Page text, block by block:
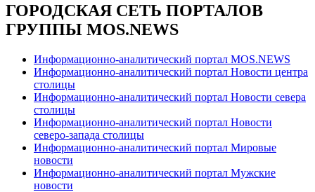
ГОРОДСКАЯ СЕТЬ ПОРТАЛОВ
ГРУППЫ MOS.NEWS
Информационно-аналитический портал MOS.NEWS
Информационно-аналитический портал Новости центра
столицы
Информационно-аналитический портал Новости севера
столицы
Информационно-аналитический портал Новости
северо-запада столицы
Информационно-аналитический портал Мировые
новости
Информационно-аналитический портал Мужские
новости